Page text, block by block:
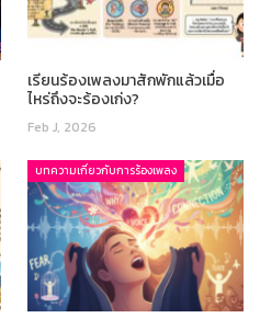
เรียนร้องเพลงมาสักพักแล้วเมื่อ
ไหร่ถึงจะร้องเก่ง?
Feb J, 2026
บทความเกี่ยวกับการร้องเพลง